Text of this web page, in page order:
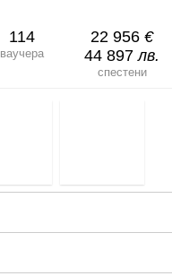
114
ваучера
22 956 €
44 897лв.
спестени